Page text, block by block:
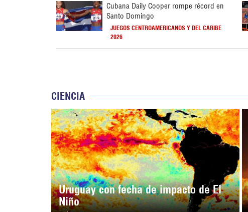
Cubana Daily Cooper rompe récord en
Santo Domingo
JUEGOS CENTROAMERICANOS Y DEL CARIBE
2026
CIENCIA
Uruguay con fecha de impacto de El
Niño